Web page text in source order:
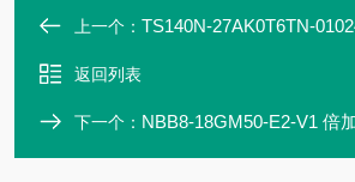
上一个： TS140N-27AK0T6TN-01024 269777-0001
返回列表
下一个： NBB8-18GM50-E2-V1 倍加福P+F